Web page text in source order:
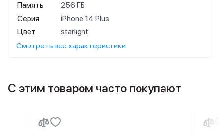
Память
256 ГБ
Серия
iPhone 14 Plus
Цвет
starlight
Смотреть все характеристики
С этим товаром часто покупают